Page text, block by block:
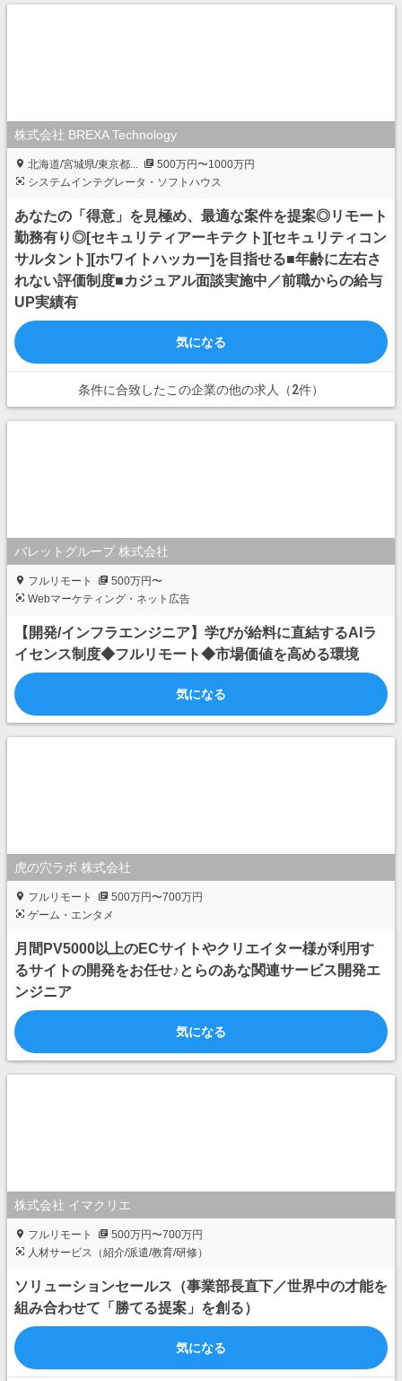
株式会社 BREXA Technology
北海道/宮城県/東京都...
500万円〜1000万円
システムインテグレータ・ソフトハウス
あなたの「得意」を見極め、最適な案件を提案◎リモート
勤務有り◎[セキュリティアーキテクト][セキュリティコン
サルタント][ホワイトハッカー]を目指せる■年齢に左右さ
れない評価制度■カジュアル面談実施中／前職からの給与
UP実績有
気になる
条件に合致したこの企業の他の求人（2件）
バレットグループ 株式会社
フルリモート
500万円〜
Webマーケティング・ネット広告
【開発/インフラエンジニア】学びが給料に直結するAIラ
イセンス制度◆フルリモート◆市場価値を高める環境
気になる
虎の穴ラボ 株式会社
フルリモート
500万円〜700万円
ゲーム・エンタメ
月間PV5000以上のECサイトやクリエイター様が利用す
るサイトの開発をお任せ♪とらのあな関連サービス開発エ
ンジニア
気になる
株式会社 イマクリエ
フルリモート
500万円〜700万円
人材サービス（紹介/派遣/教育/研修）
ソリューションセールス（事業部長直下／世界中の才能を
組み合わせて「勝てる提案」を創る）
気になる